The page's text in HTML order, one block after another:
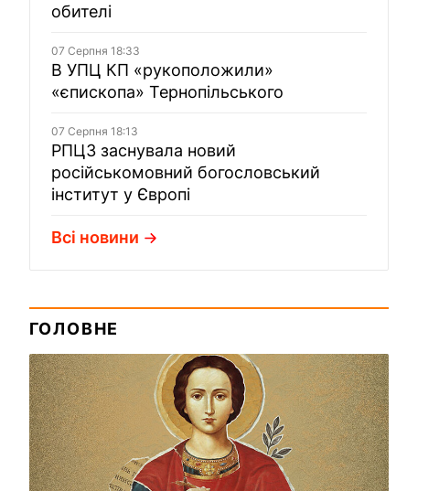
обителі
07 Серпня 18:33
В УПЦ КП «рукоположили»
«єпископа» Тернопільського
07 Серпня 18:13
РПЦЗ заснувала новий
російськомовний богословський
інститут у Європі
Всі новини
ГОЛОВНЕ